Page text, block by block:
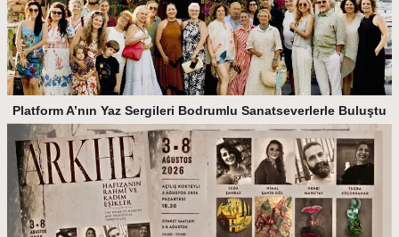
Platform A’nın Yaz Sergileri Bodrumlu Sanatseverlerle Buluştu